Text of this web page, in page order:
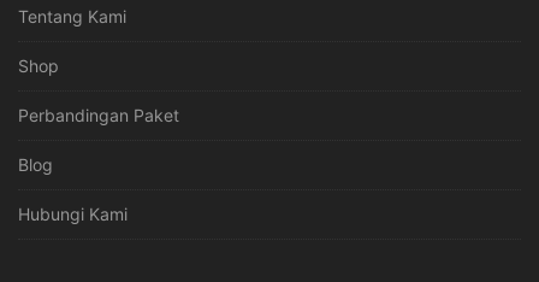
Tentang Kami
Shop
Perbandingan Paket
Blog
Hubungi Kami